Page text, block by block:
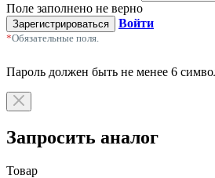
Поле заполнено не верно
Зарегистрироваться Войти
*Обязательные поля.
Пароль должен быть не менее 6
Запросить аналог
Товар